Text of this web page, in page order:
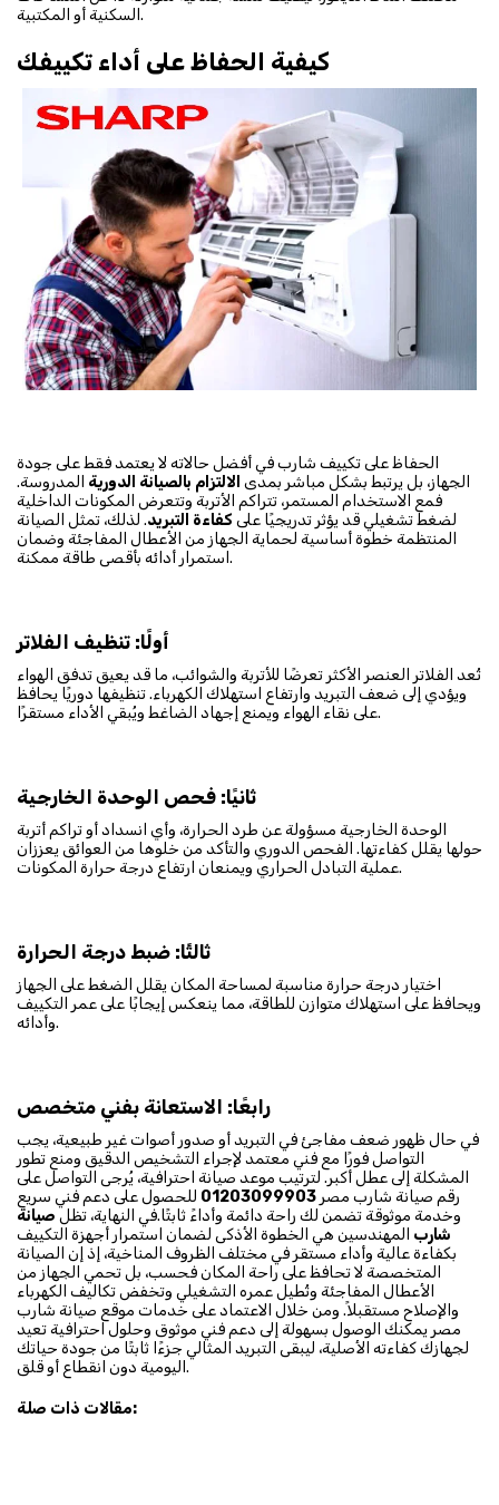
السكنية أو المكتبية.
الحفاظ على تكييف شارب في أفضل حالاته لا يعتمد فقط على جودة
الجهاز، بل يرتبط بشكل مباشر بمدى الالتزام بالصيانة الدورية المدروسة.
فمع الاستخدام المستمر، تتراكم الأتربة وتتعرض المكونات الداخلية
لضغط تشغيلي قد يؤثر تدريجيًا على كفاءة التبريد. لذلك، تمثل الصيانة
المنتظمة خطوة أساسية لحماية الجهاز من الأعطال المفاجئة وضمان
استمرار أدائه بأقصى طاقة ممكنة.
تُعد الفلاتر العنصر الأكثر تعرضًا للأتربة والشوائب، ما قد يعيق تدفق الهواء
ويؤدي إلى ضعف التبريد وارتفاع استهلاك الكهرباء. تنظيفها دوريًا يحافظ
على نقاء الهواء ويمنع إجهاد الضاغط ويُبقي الأداء مستقرًا.
ثانيًا: فحص الوحدة الخارجية
الوحدة الخارجية مسؤولة عن طرد الحرارة، وأي انسداد أو تراكم أتربة
حولها يقلل كفاءتها. الفحص الدوري والتأكد من خلوها من العوائق يعززان
عملية التبادل الحراري ويمنعان ارتفاع درجة حرارة المكونات.
اختيار درجة حرارة مناسبة لمساحة المكان يقلل الضغط على الجهاز
ويحافظ على استهلاك متوازن للطاقة، مما ينعكس إيجابًا على عمر التكييف
وأدائه.
رابعًا: الاستعانة بفني متخصص
في حال ظهور ضعف مفاجئ في التبريد أو صدور أصوات غير طبيعية، يجب
التواصل فورًا مع فني معتمد لإجراء التشخيص الدقيق ومنع تطور
المشكلة إلى عطل أكبر. لترتيب موعد صيانة احترافية، يُرجى التواصل على
رقم صيانة شارب مصر 01203099903 للحصول على دعم فني سريع
وخدمة موثوقة تضمن لك راحة دائمة وأداءً ثابتًا.في النهاية، تظل صيانة
شارب المهندسين هي الخطوة الأذكى لضمان استمرار أجهزة التكييف
بكفاءة عالية وأداء مستقر في مختلف الظروف المناخية، إذ إن الصيانة
المتخصصة لا تحافظ على راحة المكان فحسب، بل تحمي الجهاز من
الأعطال المفاجئة وتُطيل عمره التشغيلي وتخفض تكاليف الكهرباء
والإصلاح مستقبلاً. ومن خلال الاعتماد على خدمات موقع صيانة شارب
مصر يمكنك الوصول بسهولة إلى دعم فني موثوق وحلول احترافية تعيد
لجهازك كفاءته الأصلية، ليبقى التبريد المثالي جزءًا ثابتًا من جودة حياتك
اليومية دون انقطاع أو قلق.
مقالات ذات صلة: